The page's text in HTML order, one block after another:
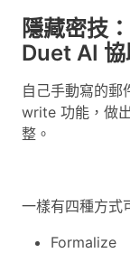
隱藏密技
Duet AI
自己手動寫的
write 功能，做
整。
一樣有四種方式
Formalize